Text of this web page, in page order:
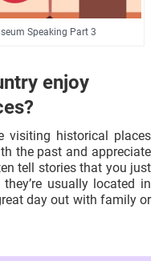
Speaking Part 3
enjoy
visiting historical places
the past and appreciate
tell stories that you just
usually located in
day out with family or